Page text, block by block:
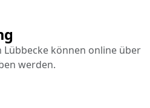
können online über
werden.